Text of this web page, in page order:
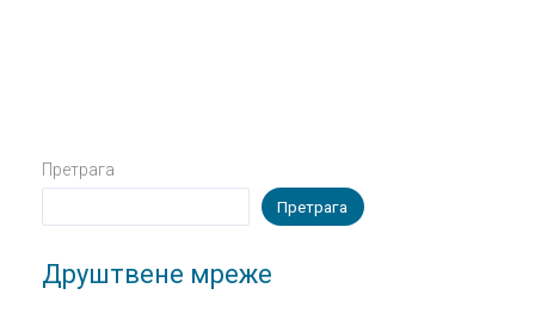
Претрага
Претрага
Друштвене мреже